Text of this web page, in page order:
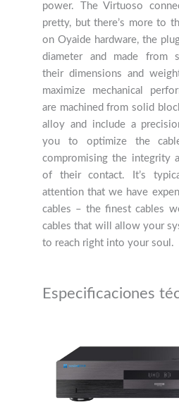
power. The Virtuoso
pretty, but there’s more to
on Oyaide hardware, the
diameter and made from
their dimensions and
maximize mechanical
are machined from solid
alloy and include a
you to optimize the
compromising the integrity
of their contact. It’s
attention that we have
cables – the finest cables
cables that will allow your
to reach right into your soul.
Especificaciones